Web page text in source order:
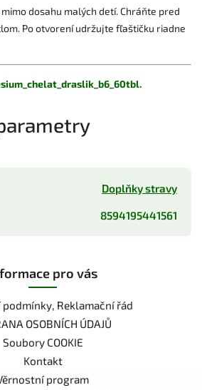
dosahu malých detí. Chráňte pred
Po otvorení udržujte fľaštičku riadne
Doplňky stravy
8594195441561
pro vás
podmínky, Reklamační řád
OSOBNÍCH ÚDAJŮ
Soubory COOKIE
Kontakt
program